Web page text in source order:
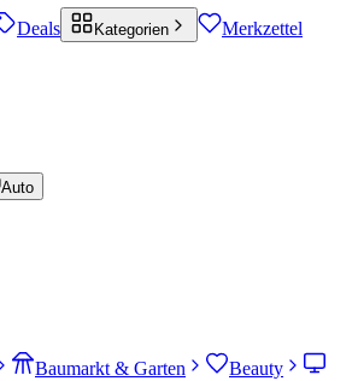
Deals Kategorien Merkzettel
Auto
Baumarkt & Garten
Beauty